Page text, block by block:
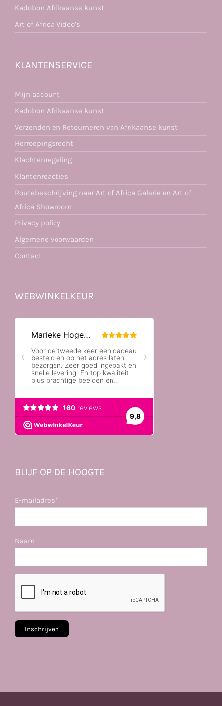
Kadobon Afrikaanse kunst
Art of Africa Video’s
KLANTENSERVICE
Mijn account
Kadobon Afrikaanse kunst
Verzenden en Retourneren van Afrikaanse kunst
Herroepingsrecht
Klachtenregeling
Klantenreacties
Routebeschrijving naar Art of Africa Galerie en Art of
Africa Showroom
Privacy policy
Algemene voorwaarden
Contact
WEBWINKELKEUR
BLIJF OP DE HOOGTE
E-mailadres*
Naam